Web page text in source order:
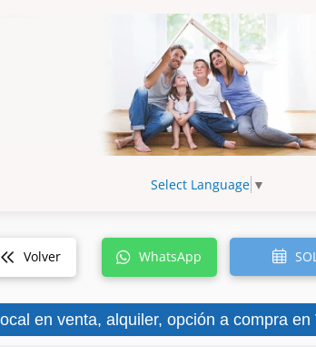
Select Language ▼
Volver WhatsApp
en venta, alquiler, opción a compra